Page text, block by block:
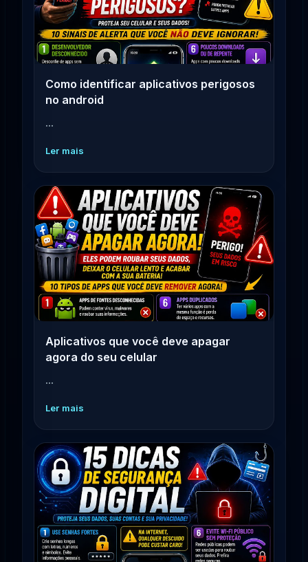
Como identificar aplicativos perigosos
no android
...
Ler mais
Aplicativos que você deve apagar
agora do seu celular
...
Ler mais